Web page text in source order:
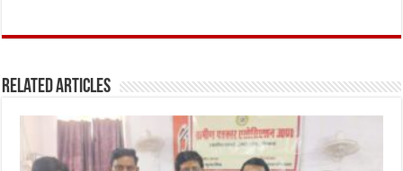
ce
o
o
k
it
r
at
A
p
p
ai ar
Related Articles